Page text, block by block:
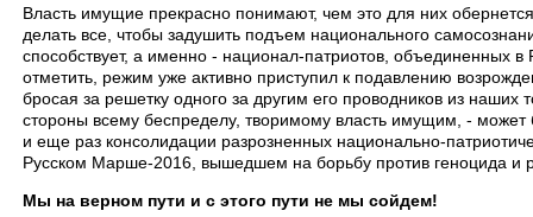
Власть имущие прекрасно понимают, чем это для них
делать все, чтобы задушить подъем национального
способствует, а именно - национал-патриотов, объединенных
отметить, режим уже активно приступил к подавлению
бросая за решетку одного за другим его проводников из
стороны всему беспределу, творимому власть имущим, - может
и еще раз консолидации разрозненных национально-
Русском Марше-2016, вышедшем на борьбу против геноцида и
Мы на верном пути и с этого пути не мы сойдем!